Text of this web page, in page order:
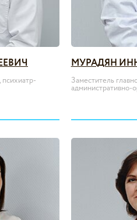
психиатр-
МУРАДЯН
Заместитель
административно-